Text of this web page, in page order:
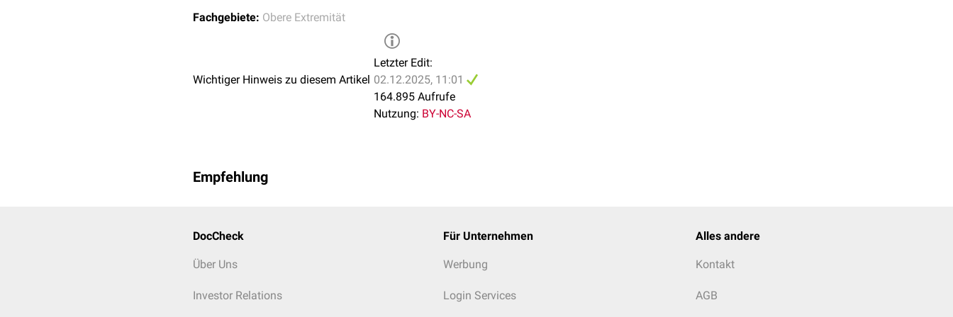
Fachgebiete: Obere Extremität
Wichtiger Hinweis zu diesem Artikel
Letzter Edit:
02.12.2025, 11:01
164.895 Aufrufe
Nutzung: BY-NC-SA
Empfehlung
DocCheck
Über Uns
Investor Relations
Für Unternehmen
Werbung
Login Services
Alles andere
Kontakt
AGB